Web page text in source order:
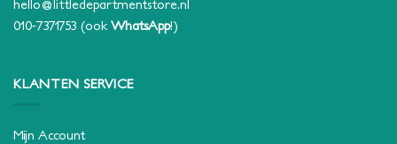
hello@littledepartmentstore.nl
010-7371753 (ook WhatsApp!)
KLANTEN SERVICE
Mijn Account